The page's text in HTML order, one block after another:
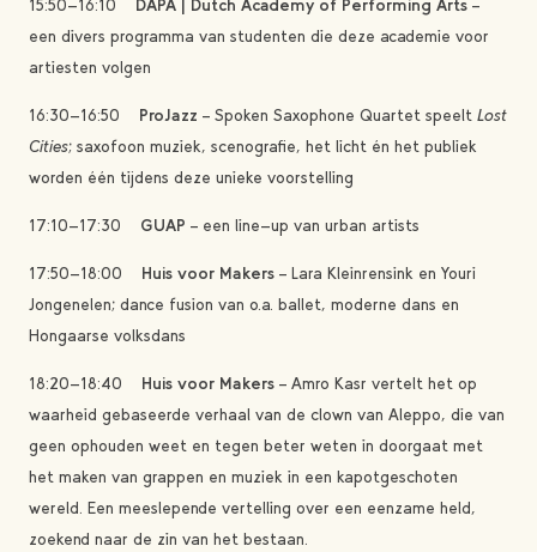
15:50-16:10 DAPA | Dutch Academy of Performing Arts –
een divers programma van studenten die deze academie voor
artiesten volgen
16:30-16:50 ProJazz – Spoken Saxophone Quartet speelt Lost
Cities; saxofoon muziek, scenografie, het licht én het publiek
worden één tijdens deze unieke voorstelling
17:10-17:30 GUAP – een line-up van urban artists
17:50-18:00 Huis voor Makers – Lara Kleinrensink en Youri
Jongenelen; dance fusion van o.a. ballet, moderne dans en
Hongaarse volksdans
18:20-18:40 Huis voor Makers – Amro Kasr vertelt het op
waarheid gebaseerde verhaal van de clown van Aleppo, die van
geen ophouden weet en tegen beter weten in doorgaat met
het maken van grappen en muziek in een kapotgeschoten
wereld. Een meeslepende vertelling over een eenzame held,
zoekend naar de zin van het bestaan.